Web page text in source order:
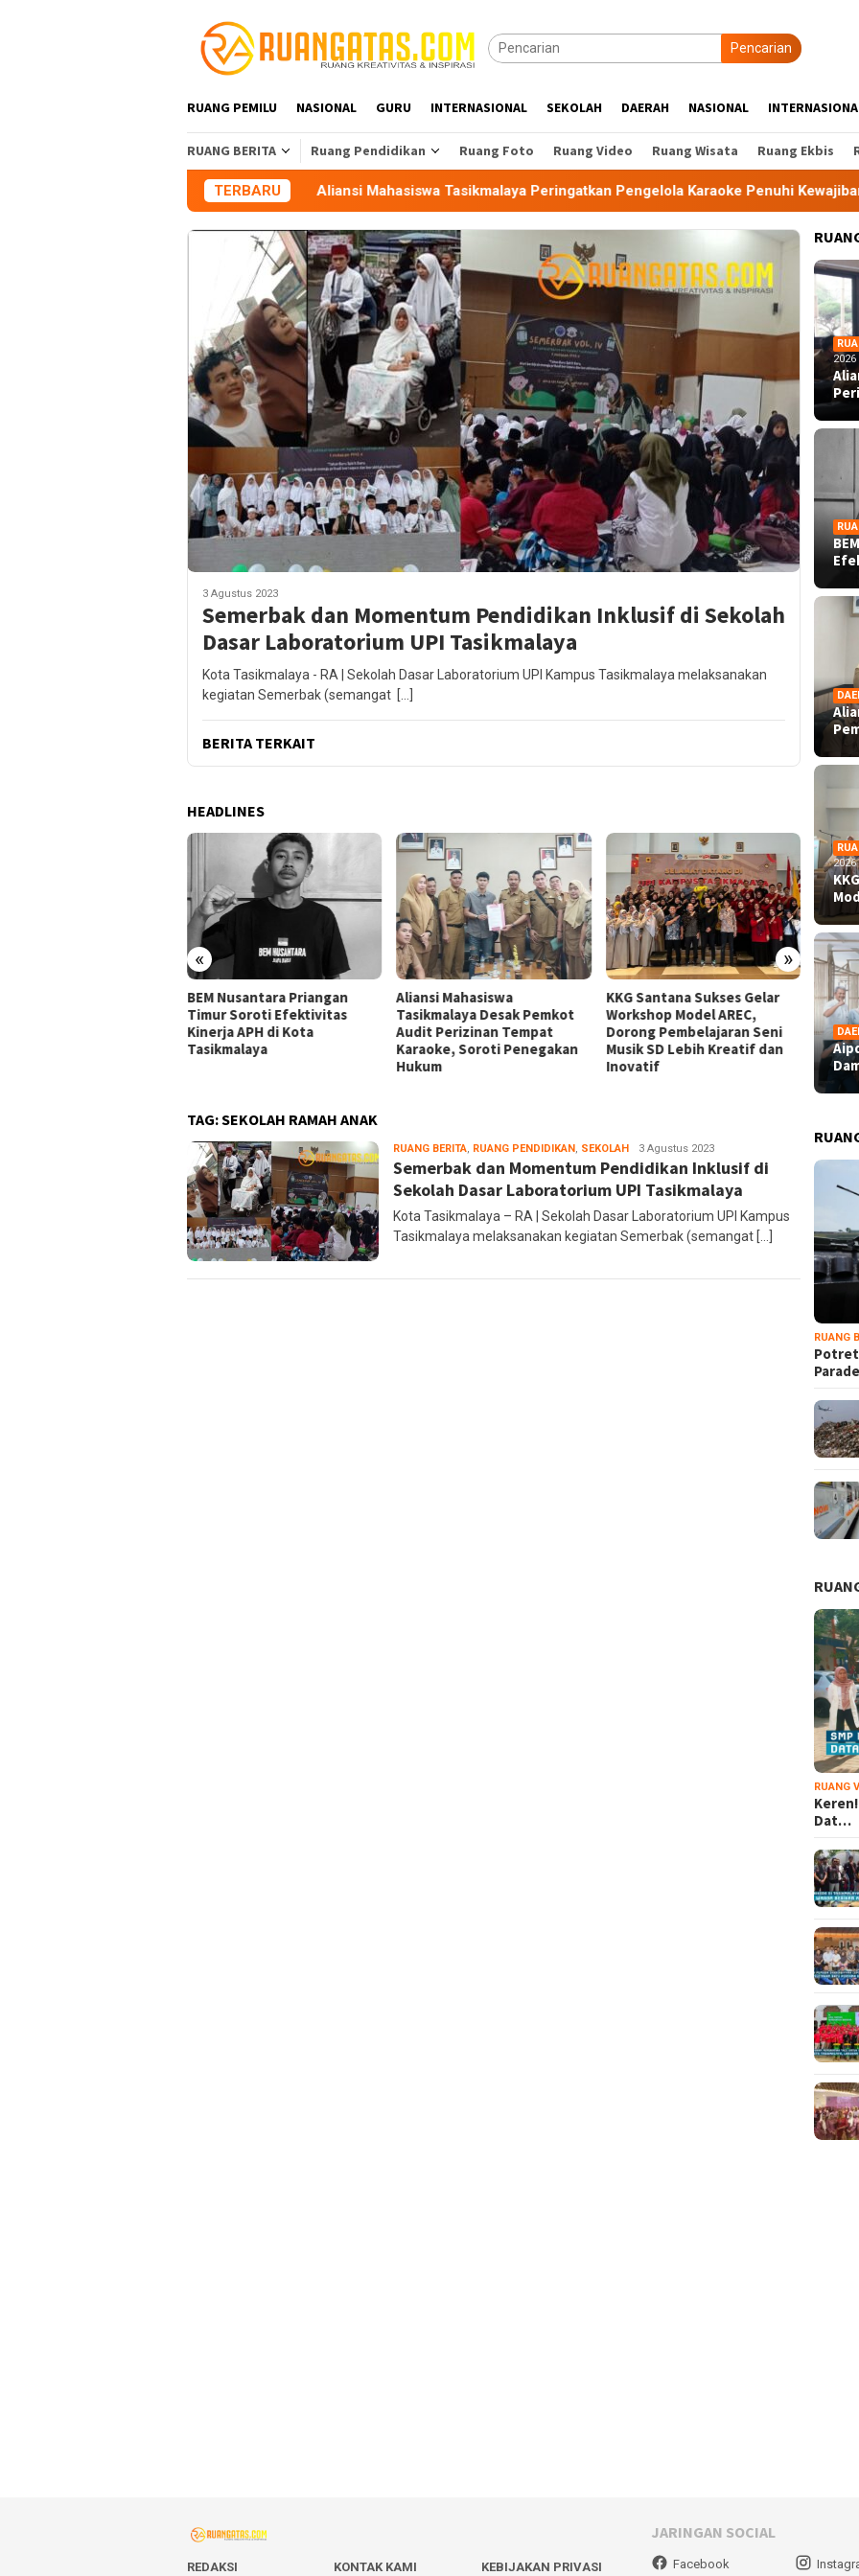
Pencarian
RUANG PEMILU NASIONAL GURU INTERNASIONAL SEKOLAH DAERAH NASIONAL
RUANG BERITA Ruang Pendidikan Ruang Foto Ruang Video Ruang Wisata Ruang Ekbis
TERBARU
Aliansi Mahasiswa Tasikmalaya Peringatkan Pengelola Karaoke Penuhi Kewajiban PBG dan SLF
3 Agustus 2023
Semerbak dan Momentum Pendidikan Inklusif di Sekolah
Dasar Laboratorium UPI Tasikmalaya
Kota Tasikmalaya - RA | Sekolah Dasar Laboratorium UPI Kampus Tasikmalaya melaksanakan
kegiatan Semerbak (semangat […]
BERITA TERKAIT
HEADLINES
« »
BEM Nusantara Priangan
Timur Soroti Efektivitas
Kinerja APH di Kota
Tasikmalaya
Aliansi Mahasiswa
Tasikmalaya Desak Pemkot
Audit Perizinan Tempat
Karaoke, Soroti Penegakan
Hukum
KKG Santana Sukses Gelar
Workshop Model AREC,
Dorong Pembelajaran Seni
Musik SD Lebih Kreatif dan
Inovatif
Aipda
TAG:SEKOLAH RAMAH ANAK
RUANG BERITA, RUANG PENDIDIKAN, SEKOLAH administrator
3 Agustus 2023
Semerbak dan Momentum Pendidikan Inklusif di
Sekolah Dasar Laboratorium UPI Tasikmalaya
Kota Tasikmalaya – RA | Sekolah Dasar Laboratorium UPI Kampus
Tasikmalaya melaksanakan kegiatan Semerbak (semangat […]
2026
2026
RUANG
Potret
RUANG
Dat…
REDAKSI KONTAK KAMI KEBIJAKAN PRIVASI
JARINGAN SOCIAL
Facebook